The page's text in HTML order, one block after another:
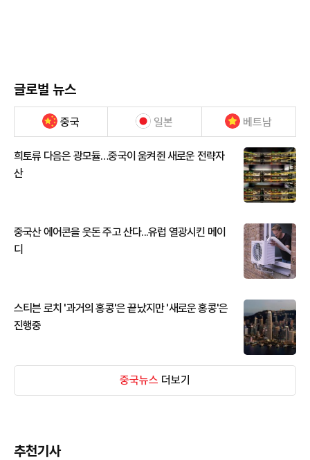
글로벌 뉴스
중국 일본 베트남
희토류 다음은 광모듈…중국이 움켜쥔 새로운 전략자
산
중국산 에어콘을 웃돈 주고 산다...유럽 열광시킨 메이
디
스티븐 로치 '과거의 홍콩'은 끝났지만 '새로운 홍콩'은
진행중
중국뉴스 더보기
추천기사